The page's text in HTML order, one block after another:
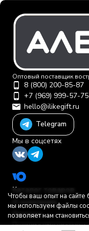
Оптовый поставщик
8 (800) 200-85-87
+7 (969) 999-57-75
hello@ilikegift.ru
Telegram
Мы в соцсетях
Каталог товаров
О компании
Помощь
Политика персональных
Чтобы ваш опыт на
мы используем файлы
позволяет нам